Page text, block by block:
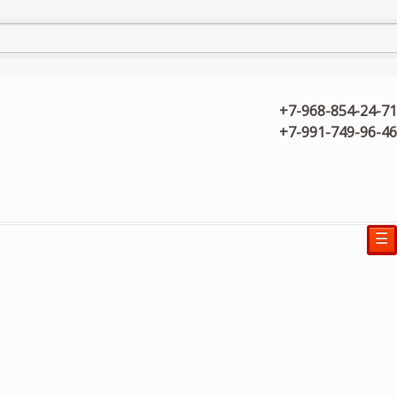
+7-968-854-24-71
+7-991-749-96-46
☰